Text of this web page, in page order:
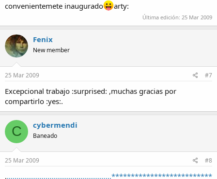
convenientemete inaugurado
arty:
Última edición: 25 Mar 2009
Fenix
New member
25 Mar 2009 #7
Excepcional trabajo :surprised: ,muchas gracias por
compartirlo :yes:.
C cybermendi
Baneado
25 Mar 2009 #8
.......................................................**************************